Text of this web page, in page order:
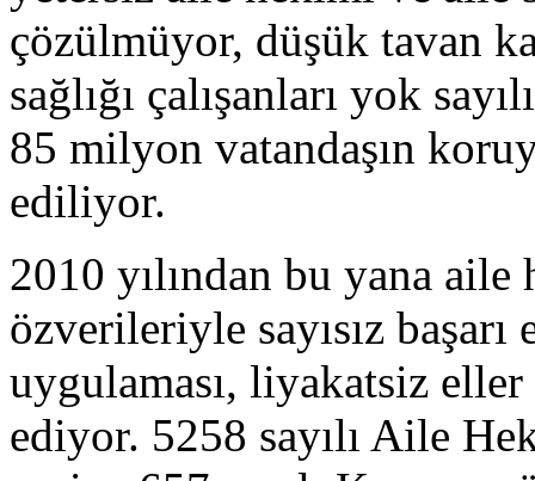
çözülmüyor, düşük tavan
sağlığı çalışanları yok
85 milyon vatandaşın
ediliyor.
2010 yılından bu yana aile
özverileriyle sayısız
uygulaması, liyakatsiz
ediyor. 5258 sayılı Aile